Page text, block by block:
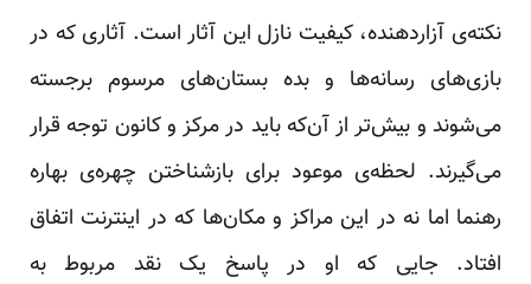
نکته‌ی آزاردهنده، کیفیت نازل این آثار است. آثاری که در
بازی‌های رسانه‌ها و بده بستان‌های مرسوم برجسته
می‌شوند و بیش‌تر از آن‌که باید در مرکز و کانون توجه قرار
می‌گیرند. لحظه‌ی موعود برای بازشناختن چهره‌ی بهاره
رهنما اما نه در این مراکز و مکان‌ها که در اینترنت اتفاق
افتاد. جایی که او در پاسخ یک نقد مربوط به